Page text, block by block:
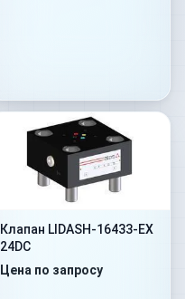
Клапан LIDASH-16433-EX
24DC
Цена по запросу